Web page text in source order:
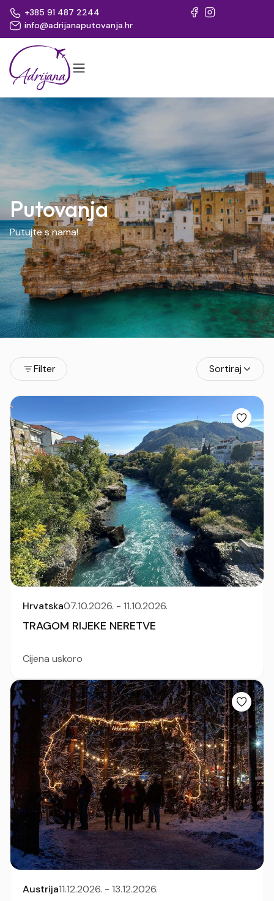
+385 91 487 2244
info@adrijanaputovanja.hr
Putovanja
Putujte s nama!
Filter Sortiraj
Hrvatska07.10.2026. - 11.10.2026.
TRAGOM RIJEKE NERETVE
Cijena uskoro
Austrija11.12.2026. - 13.12.2026.